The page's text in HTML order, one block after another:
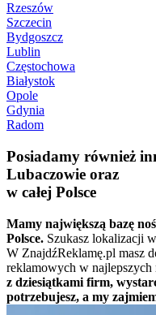
Rzeszów
Szczecin
Bydgoszcz
Lublin
Częstochowa
Białystok
Opole
Gdynia
Radom
Posiadamy również
Lubaczowie oraz
w całej Polsce
Mamy największą bazę
Polsce. Szukasz lokalizacji
W ZnajdźReklamę.pl masz
reklamowych w najlepszych
z dziesiątkami firm,
potrzebujesz, a my